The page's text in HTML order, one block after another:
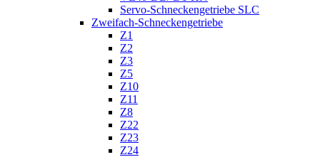
Servo-Schneckengetriebe SLC
Zweifach-Schneckengetriebe
Z1
Z2
Z3
Z5
Z10
Z11
Z8
Z22
Z23
Z24